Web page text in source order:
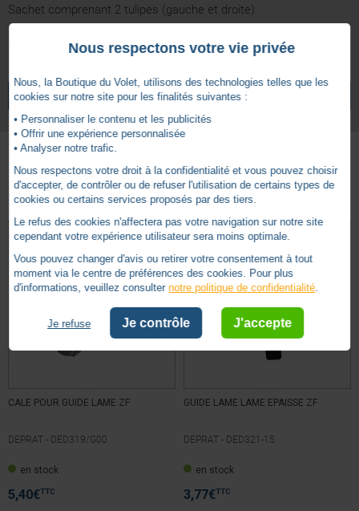
Sachet comprenant 2 tulipes (gauche et droite).
Elles sont fixées sur les coulisses A et B du volet MONO Classic.
4.5/ 5
Basé sur2 avis soumis à un
contrôle
Voir tous les avis sur ce site
5étoiles
4étoiles
3étoiles
2étoiles
Avis vérifié
conforme à la commande
VOIR TOUS LES ARTICLESBUBENDORFF
Autres produits - Tulipages
CALE POUR GUIDE LAME ZF
DEPRAT - DED319/G00
en stock
5,40€TTC
GUIDE LAME LAME EPAISSE ZF
DEPRAT - DED321-15
en stock
3,77€TTC
Nous respectons votre vie privée
Nous, la Boutique du Volet, utilisons des technologies telles que les
cookies sur notre site pour les finalités suivantes :
• Personnaliser le contenu et les publicités
• Offrir une expérience personnalisée
• Analyser notre trafic.
Nous respectons votre droit à la confidentialité et vous pouvez choisir
d'accepter, de contrôler ou de refuser l'utilisation de certains types de
cookies ou certains services proposés par des tiers.
Le refus des cookies n'affectera pas votre navigation sur notre site
cependant votre expérience utilisateur sera moins optimale.
Vous pouvez changer d'avis ou retirer votre consentement à tout
moment via le centre de préférences des cookies. Pour plus
d'informations, veuillez consulter notre politique de confidentialité.
Je refuse Je contrôle J'accepte